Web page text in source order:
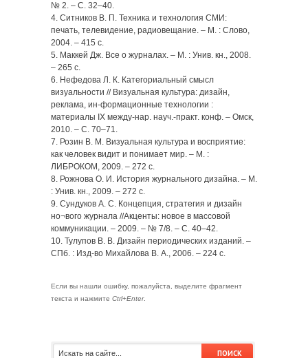
№ 2. – С. 32–40.
4. Ситников В. П. Техника и технология СМИ:
печать, телевидение, радиовещание. – М. : Слово,
2004. – 415 с.
5. Маккей Дж. Все о журналах. – М. : Унив. кн., 2008.
– 265 с.
6. Нефедова Л. К. Категориальный смысл
визуальности // Визуальная культура: дизайн,
реклама, ин-формационные технологии :
материалы IX между-нар. науч.-практ. конф. – Омск,
2010. – С. 70–71.
7. Розин В. М. Визуальная культура и восприятие:
как человек видит и понимает мир. – М. :
ЛИБРОКОМ, 2009. – 272 с.
8. Рожнова О. И. История журнального дизайна. – М.
: Унив. кн., 2009. – 272 с.
9. Сундуков А. С. Концепция, стратегия и дизайн
но¬вого журнала //Акценты: новое в массовой
коммуникации. – 2009. – № 7/8. – С. 40–42.
10. Тулупов В. В. Дизайн периодических изданий. –
СПб. : Изд-во Михайлова В. А., 2006. – 224 с.
Если вы нашли ошибку, пожалуйста, выделите фрагмент
текста и нажмите Ctrl+Enter.